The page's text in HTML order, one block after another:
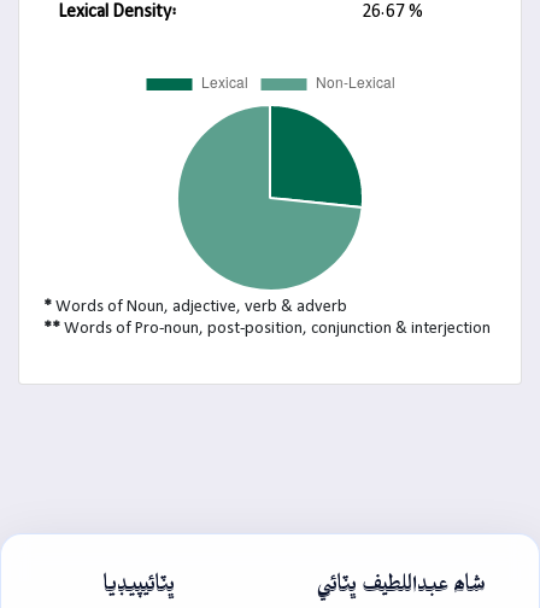
Lexical Density: 26.67 %
* Words of Noun, adjective, verb & adverb
** Words of Pro-noun, post-position, conjunction & interjection
شاھ عبداللطيف ڀٽائي ڀٽائيپيڊيا